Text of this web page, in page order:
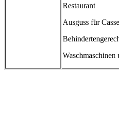
Restaurant
Ausguss für
Waschmaschinen